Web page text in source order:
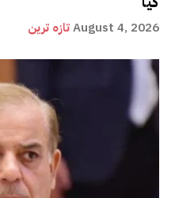
تازہ ترینAugust 4, 2026